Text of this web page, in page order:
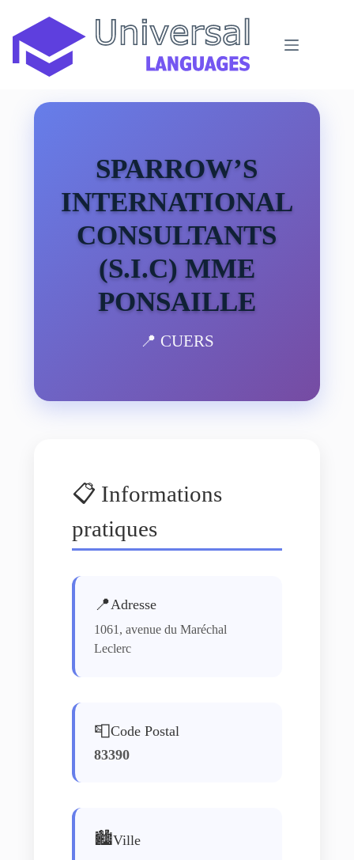
contenu
SPARROW’S
INTERNATIONAL
CONSULTANTS
(S.I.C) MME
PONSAILLE
📍 CUERS
📋 Informations
pratiques
📍Adresse
1061, avenue du Maréchal
Leclerc
📮Code Postal
83390
🏙️Ville